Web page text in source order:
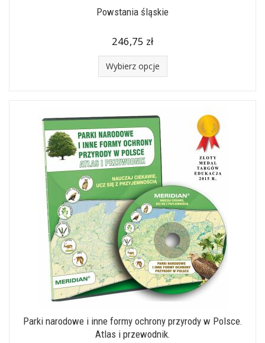
Powstania śląskie
246,75 zł
Wybierz opcje
Parki narodowe i inne formy ochrony przyrody w Polsce.
Atlas i przewodnik.